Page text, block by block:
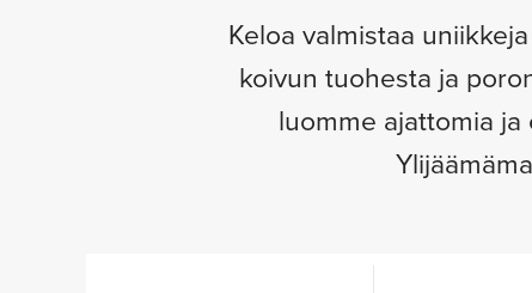
Keloa valmistaa
koivun tuohesta ja
luomme ajattomia